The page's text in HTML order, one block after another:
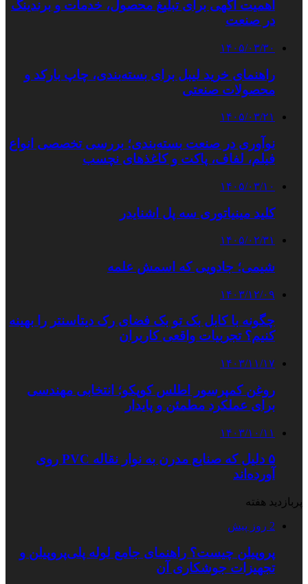
اهمیت آگهی برای تبلیغ محصول، خدمات و برندینگ
در صنعت
۱۴۰۵/۰۳/۳۰
راهنمای خرید لیبل برای بسته‌بندی، چاپ بارکد و
محصولات صنعتی
۱۴۰۵/۰۳/۲۱
نوآوری در صنعت بسته‌بندی؛ بررسی تخصصی انواع
فیلم، لفاف، پاکت و کاغذهای نچسب
۱۴۰۵/۰۳/۱۰
کلید مینیاتوری سه پل اشنایدر
۱۴۰۵/۰۲/۳۱
شیمی؛ جادویی که اسمش علمه
۱۴۰۳/۱۲/۰۹
چگونه با کابل بک تو بک فضای رک دیتاسنتر را بهینه
کنیم؟ تجربیات واقعی کاربران
۱۴۰۳/۱۱/۱۷
روغن کمپرسور اطلس کوپکو؛ انتخابی مهندسی
برای عملکرد مطمئن و پایدار
۱۴۰۳/۱۰/۱۱
۵ دلیل که صنایع مدرن به نوار نقاله PVC روی
آورده‌اند
پربازدید هفته
2 روز پیش
پروپیلن چیست؟ راهنمای جامع لوله پلی‌پروپیلن و
تجهیزات جوشکاری آن